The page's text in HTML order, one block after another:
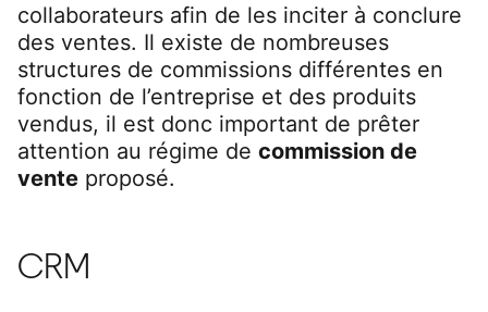
collaborateurs afin de les inciter à conclure
des ventes. Il existe de nombreuses
structures de commissions différentes en
fonction de l’entreprise et des produits
vendus, il est donc important de prêter
attention au régime de commission de
vente proposé.
CRM